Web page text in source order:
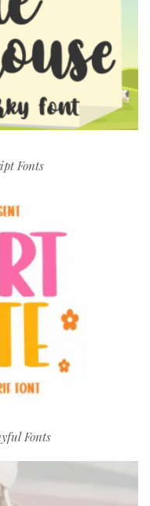
Fonts
Fonts